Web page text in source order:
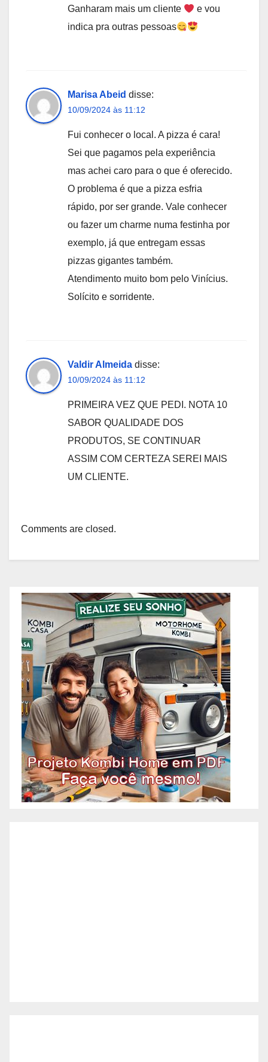
Ganharam mais um cliente
e vou
indica pra outras pessoas
Marisa Abeid disse:
10/09/2024 às 11:12
Fui conhecer o local. A pizza é cara!
Sei que pagamos pela experiência
mas achei caro para o que é oferecido.
O problema é que a pizza esfria
rápido, por ser grande. Vale conhecer
ou fazer um charme numa festinha por
exemplo, já que entregam essas
pizzas gigantes também.
Atendimento muito bom pelo Vinícius.
Solícito e sorridente.
Valdir Almeida disse:
10/09/2024 às 11:12
PRIMEIRA VEZ QUE PEDI. NOTA 10
SABOR QUALIDADE DOS
PRODUTOS, SE CONTINUAR
ASSIM COM CERTEZA SEREI MAIS
UM CLIENTE.
Comments are closed.